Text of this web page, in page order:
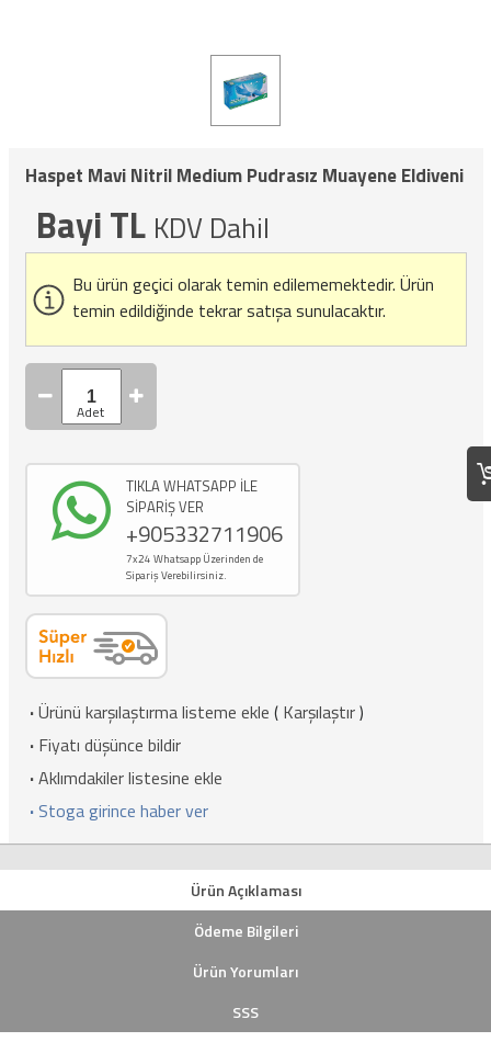
Haspet Mavi Nitril Medium Pudrasız Muayene Eldiveni
Bayi TL KDV Dahil
Bu ürün geçici olarak temin edilememektedir. Ürün
temin edildiğinde tekrar satışa sunulacaktır.
TIKLA WHATSAPP İLE
SİPARİŞ VER
+905332711906
7x24 Whatsapp Üzerinden de
Sipariş Verebilirsiniz.
·Ürünü karşılaştırma listeme ekle ( Karşılaştır)
· Fiyatı düşünce bildir
·Aklımdakiler listesine ekle
· Stoga girince haber ver
Ürün Açıklaması
Ödeme Bilgileri
Ürün Yorumları
SSS